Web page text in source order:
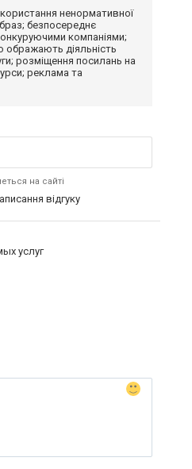
ненормативної
безпосереднє
компаніями;
ображають діяльність
розміщення посилань на
реклама та
на сайті
відгуку
услуг